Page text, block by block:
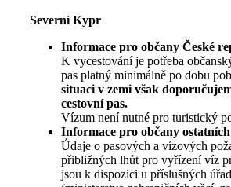
Severní Kypr
Informace pro občany České
K vycestování je potřeba
pas platný minimálně po dobu
situaci v zemi však
cestovní pas.
Vízum není nutné pro turistický
Informace pro občany
Údaje o pasových a vízových
přibližných lhůt pro vyřízení víz
jsou k dispozici u příslušných